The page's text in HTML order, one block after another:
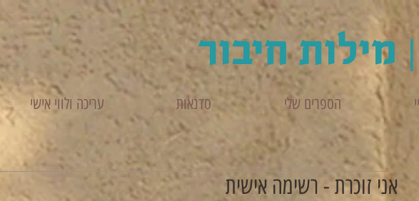
חיבור
הספרים שלי סדנאות עריכה ולווי אישי
אני זוכרת - רשימה אישית